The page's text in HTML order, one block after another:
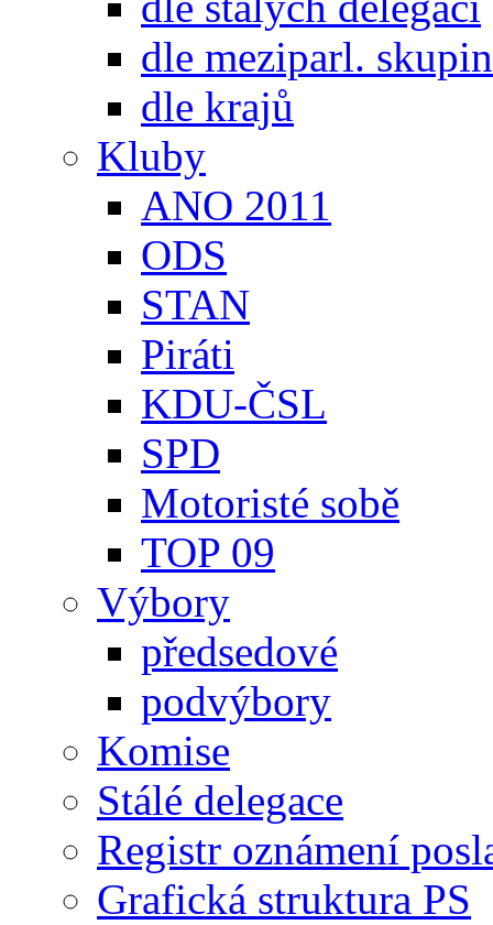
dle meziparl. skupin
dle krajů
Kluby
ANO 2011
ODS
STAN
Piráti
KDU-ČSL
SPD
Motoristé sobě
TOP 09
Výbory
předsedové
podvýbory
Komise
Stálé delegace
Registr oznámení
Grafická struktura PS